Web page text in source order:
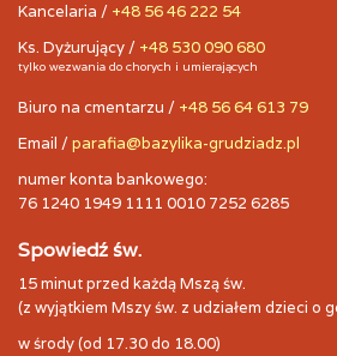
Kancelaria / +48 56 46 222 54
Ks. Dyżurujący / +48 530 090 680
tylko wezwania do chorych i umierających
Biuro na cmentarzu / +48 56 64 613 79
Email /parafia@bazylika-grudziadz.pl
numer konta bankowego:
76 1240 1949 1111 0010 7252 6285
Spowiedź św.
15 minut przed każdą Mszą św.
(z wyjątkiem Mszy św. z udziałem dzieci o
w środy (od 17.30 do 18.00)